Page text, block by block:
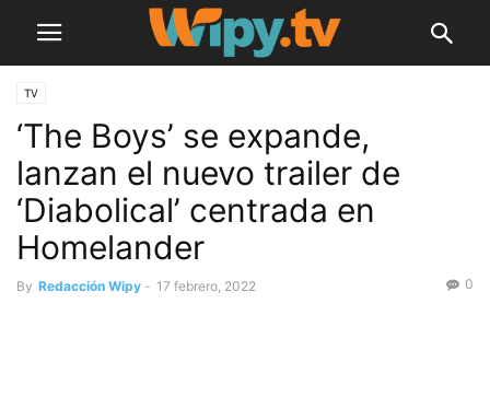
TV
‘The Boys’ se expande,
lanzan el nuevo trailer de
‘Diabolical’ centrada en
Homelander
By Redacción Wipy - 17 febrero, 2022 0